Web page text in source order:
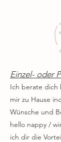
Einzel- oder
Ich berate
mir zu Hause
Wünsche und
hello nappy /
ich dir die